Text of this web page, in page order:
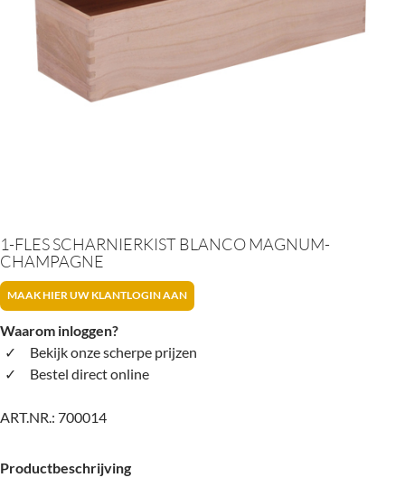
1-FLES SCHARNIERKIST BLANCO MAGNUM-
CHAMPAGNE
MAAK HIER UW KLANTLOGIN AAN
Waarom inloggen?
Bekijk onze scherpe prijzen
Bestel direct online
ART.NR.: 700014
Productbeschrijving